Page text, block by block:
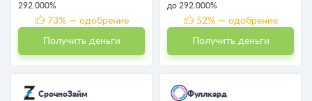
292.000%
73% — одобрение
Получить деньги
до 292.000%
52% — одобрение
Получить деньги
СрочноЗайм Фуллкард